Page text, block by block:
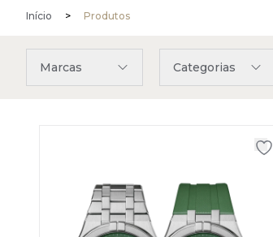
Início > Produtos
Marcas Categorias